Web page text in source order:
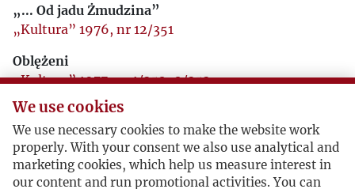
„... Od jadu Żmudzina”
„Kultura” 1976, nr 12/351
Oblężeni
„Kultura” 1977, nr 1/352-2/353
Osoby towarzyszące
„Kultura” 1977, nr 5/356
Dziura w ścianie
„Kultura” 1977, nr 10/361
We use cookies
We use necessary cookies to make the website work
properly. With your consent we also use analytical and
marketing cookies, which help us measure interest in
our content and run promotional activities. You can